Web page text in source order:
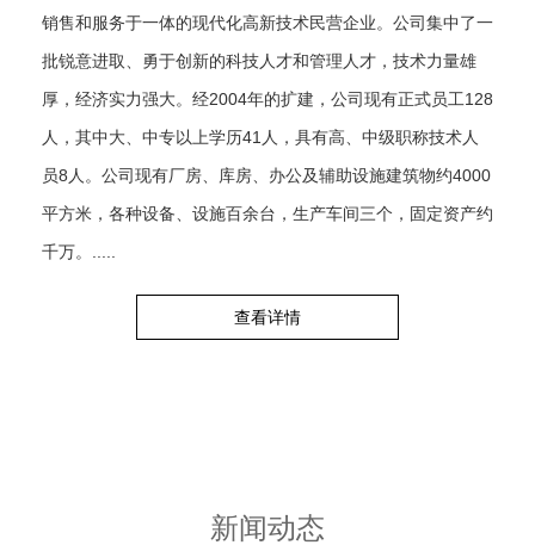
销售和服务于一体的现代化高新技术民营企业。公司集中了一
批锐意进取、勇于创新的科技人才和管理人才，技术力量雄
厚，经济实力强大。经2004年的扩建，公司现有正式员工128
人，其中大、中专以上学历41人，具有高、中级职称技术人
员8人。公司现有厂房、库房、办公及辅助设施建筑物约4000
平方米，各种设备、设施百余台，生产车间三个，固定资产约
千万。.....
查看详情
新闻动态